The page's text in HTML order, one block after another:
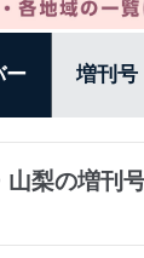
ー 増刊号
山梨の増刊